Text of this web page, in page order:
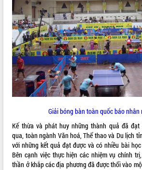
UBND tỉnh Đắk Lắk triển khai nhiệm
vụ 6 tháng cuối năm 2026
Kỳ họp thứ Hai, Hội đồng nhân dân
tỉnh khóa XI quyết nghị nhiều nội dung
quan trọng
Bí thư Tỉnh ủy Lương Nguyễn Minh
Triết thăm, tặng quà người có công với
cách mạng
Rà soát, hoàn thiện hệ thống thiết chế
Thường trực HĐND tỉnh Đắk Lắk gặp
mặt Đoàn chuyên gia y tế TP. Hồ Chí
Minh
Lễ truy điệu và an táng hài cốt liệt sĩ
tại Nghĩa trang Liệt sĩ xã Sơn Hòa
ALBUM ẢNH
THỐNG KÊ TRUY CẬP
Hôm nay: 30499
Giải bóng bàn toàn quốc báo nhân
Kế thừa và phát huy những thành quả đã đạt
qua, toàn ngành Văn hoá, Thể thao và Du lịch
với những kết quả đạt được và có nhiều bài
Bên cạnh việc thực hiện các nhiệm vụ chính
thần ở khắp các địa phương đã được thổi vào